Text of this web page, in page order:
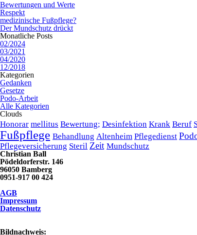
Bewertungen und Werte
Respekt
medizinische Fußpflege?
Der Mundschutz drückt
Monatliche Posts
02/2024
03/2021
04/2020
12/2018
Kategorien
Gedanken
Gesetze
Podo-Arbeit
Alle Kategorien
Clouds
Honorar mellitus Bewertung; Desinfektion Krank Beruf
Fußpflege Behandlung Altenheim Pflegedienst
Pflegeversicherung Steril Zeit Mundschutz
Christian Ball
Pödeldorferstr. 146
96050 Bamberg
0951-917 00 424
AGB
Impressum
Datenschutz
Bildnachweis: